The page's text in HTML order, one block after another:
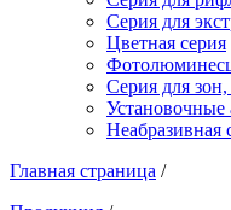
Серия для
Цветная серия
Серия для
Установочные
Неабразивная
Главная страница /